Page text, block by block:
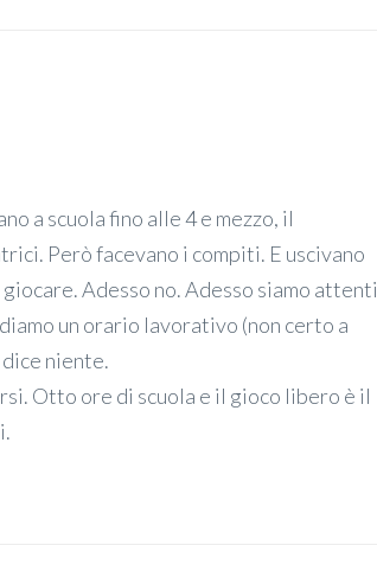
a scuola fino alle 4 e mezzo, il
Però facevano i compiti. E uscivano
Adesso no. Adesso siamo attenti
un orario lavorativo (non certo a
dice niente.
Otto ore di scuola e il gioco libero è il